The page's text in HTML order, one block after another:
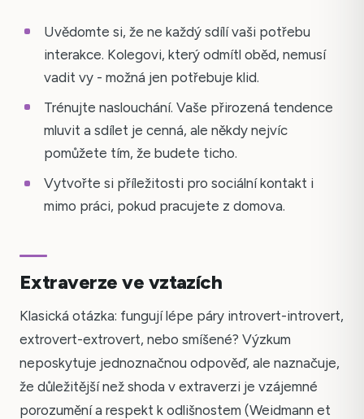
Uvědomte si, že ne každý sdílí vaši potřebu
interakce. Kolegovi, který odmítl oběd, nemusí
vadit vy - možná jen potřebuje klid.
Trénujte naslouchání. Vaše přirozená tendence
mluvit a sdílet je cenná, ale někdy nejvíc
pomůžete tím, že budete ticho.
Vytvořte si příležitosti pro sociální kontakt i
mimo práci, pokud pracujete z domova.
Extraverze ve vztazích
Klasická otázka: fungují lépe páry introvert-introvert,
extrovert-extrovert, nebo smíšené? Výzkum
neposkytuje jednoznačnou odpověď, ale naznačuje,
že důležitější než shoda v extraverzi je vzájemné
porozumění a respekt k odlišnostem (Weidmann et